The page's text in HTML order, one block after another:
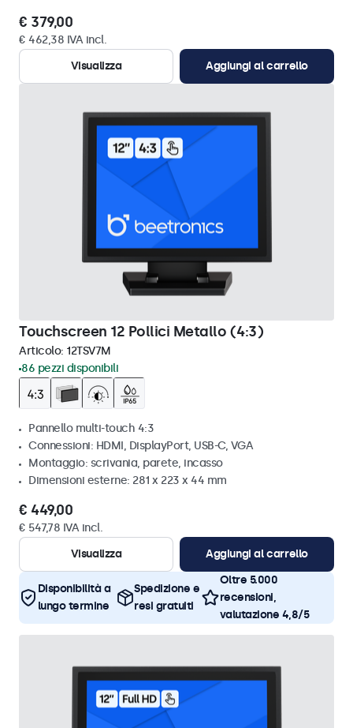
€ 379,00
€ 462,38 IVA incl.
Visualizza
Aggiungi al carrello
Touchscreen 12 Pollici Metallo (4:3)
Articolo: 12TSV7M
86 pezzi disponibili
Pannello multi-touch 4:3
Connessioni: HDMI, DisplayPort, USB-C, VGA
Montaggio: scrivania, parete, incasso
Dimensioni esterne: 281 x 223 x 44 mm
€ 449,00
€ 547,78 IVA incl.
Visualizza
Aggiungi al carrello
Disponibilità a
lungo termine
Spedizione e
resi gratuiti
Oltre 5.000
recensioni,
valutazione 4,8/5